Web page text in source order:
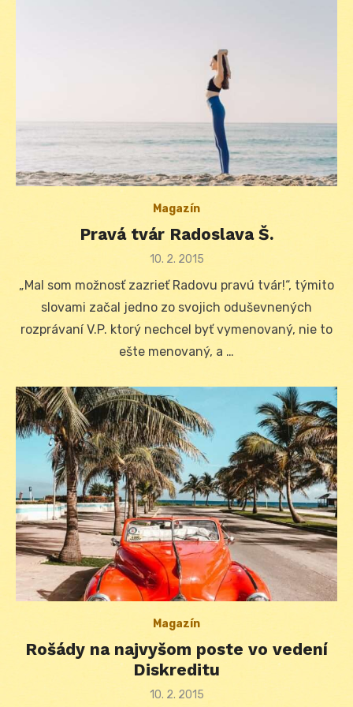
Magazín
Pravá tvár Radoslava Š.
Posted
10. 2. 2015
„Mal som možnosť zazrieť Radovu pravú tvár!“, týmito
slovami začal jedno zo svojich oduševnených
rozprávaní V.P. ktorý nechcel byť vymenovaný, nie to
ešte menovaný, a …
Magazín
Rošády na najvyšom poste vo vedení
Diskreditu
Posted
10. 2. 2015